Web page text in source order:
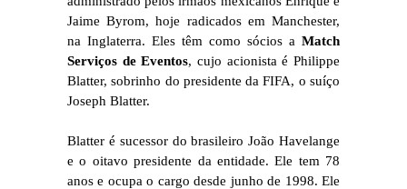
Jaime Byrom, hoje radicados em Manchester,
na Inglaterra. Eles têm como sócios a Match
Serviços de Eventos, cujo acionista é Philippe
Blatter, sobrinho do presidente da FIFA, o suíço
Joseph Blatter.
Blatter é sucessor do brasileiro João Havelange
e o oitavo presidente da entidade. Ele tem 78
anos e ocupa o cargo desde junho de 1998. Ele